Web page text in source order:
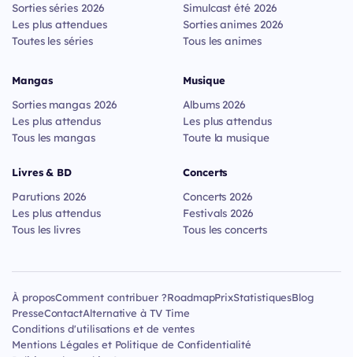
Sorties séries 2026
Les plus attendues
Toutes les séries
Simulcast été 2026
Sorties animes 2026
Tous les animes
Mangas
Sorties mangas 2026
Les plus attendus
Tous les mangas
Livres & BD
Parutions 2026
Les plus attendus
Tous les livres
Musique
Albums 2026
Les plus attendus
Toute la musique
Concerts
Concerts 2026
Festivals 2026
Tous les concerts
À proposComment contribuer ?RoadmapPrixStatistiquesBlog
PresseContactAlternative à TV Time
Conditions d'utilisations et de ventes
Mentions Légales et Politique de Confidentialité